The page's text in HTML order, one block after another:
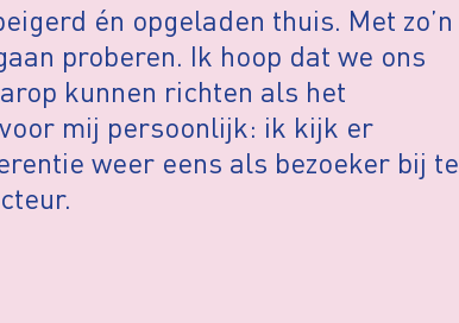
én opgeladen thuis. Met zo’n
proberen. Ik hoop dat we ons
kunnen richten als het
mij persoonlijk: ik kijk er
weer eens als bezoeker bij te